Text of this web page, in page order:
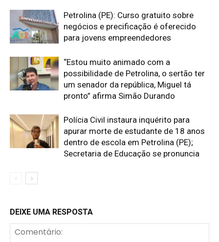
Petrolina (PE): Curso gratuito sobre
negócios e precificação é oferecido
para jovens empreendedores
“Estou muito animado com a
possibilidade de Petrolina, o sertão ter
um senador da república, Miguel tá
pronto” afirma Simão Durando
Polícia Civil instaura inquérito para
apurar morte de estudante de 18 anos
dentro de escola em Petrolina (PE);
Secretaria de Educação se pronuncia
DEIXE UMA RESPOSTA